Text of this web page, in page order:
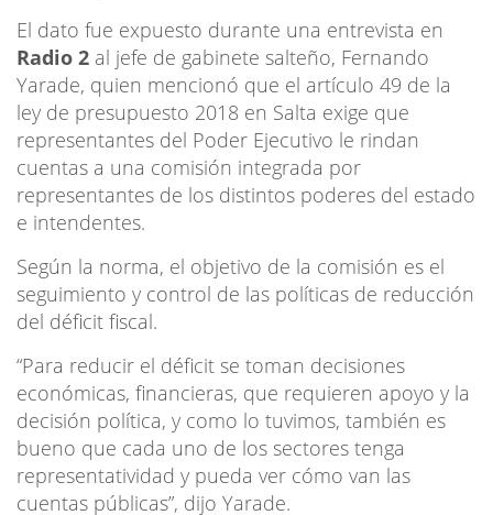
El dato fue expuesto durante una entrevista en
Radio 2 al jefe de gabinete salteño, Fernando
Yarade, quien mencionó que el artículo 49 de la
ley de presupuesto 2018 en Salta exige que
representantes del Poder Ejecutivo le rindan
cuentas a una comisión integrada por
representantes de los distintos poderes del estado
e intendentes.
Según la norma, el objetivo de la comisión es el
seguimiento y control de las políticas de reducción
del déficit fiscal.
“Para reducir el déficit se toman decisiones
económicas, financieras, que requieren apoyo y la
decisión política, y como lo tuvimos, también es
bueno que cada uno de los sectores tenga
representatividad y pueda ver cómo van las
cuentas públicas”, dijo Yarade.